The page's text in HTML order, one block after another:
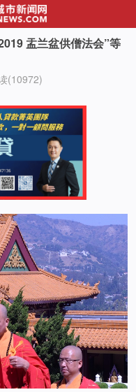
盂兰盆供僧法会”等
(10972)